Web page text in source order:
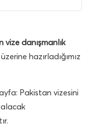
vize danışmanlık
hazırladığımız
Pakistan vizesini
alacak